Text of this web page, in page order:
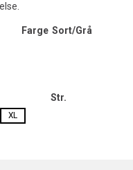
Farge Sort/Grå
Str.
XL